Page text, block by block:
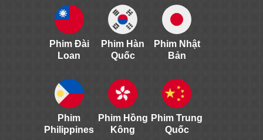
Phim Đài
Loan
Phim Hàn
Quốc
Phim Nhật
Bản
Phim
Philippines
Phim Hồng
Kông
Phim Trung
Quốc